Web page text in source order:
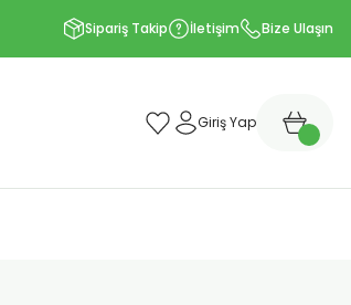
Sipariş Takip İletişim Bize Ulaşın
Giriş Yap